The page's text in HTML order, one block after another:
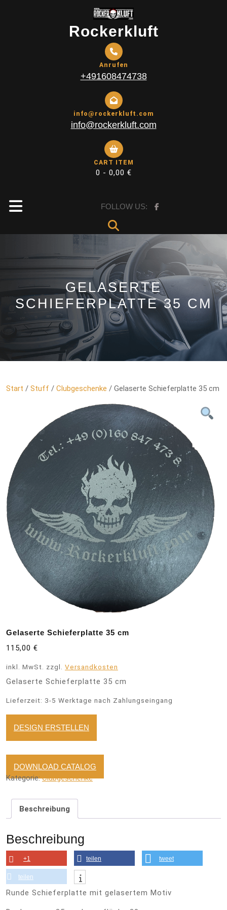
Rockerkluft
Anrufen
+491608474738
info@rockerkluft.com
info@rockerkluft.com
CART ITEM
0 - 0,00 €
Open
FOLLOW US:
GELASERTE
SCHIEFERPLATTE 35 CM
Start / Stuff / Clubgeschenke / Gelaserte Schieferplatte 35 cm
Gelaserte Schieferplatte 35 cm
115,00 €
inkl. MwSt. zzgl. Versandkosten
Gelaserte Schieferplatte 35 cm
Lieferzeit: 3-5 Werktage nach Zahlungseingang
DESIGN ERSTELLEN
DOWNLOAD CATALOG
Kategorie:Clubgeschenke
Beschreibung
Beschreibung
+1 teilen tweet
teilen
Runde Schieferplatte mit gelasertem Motiv